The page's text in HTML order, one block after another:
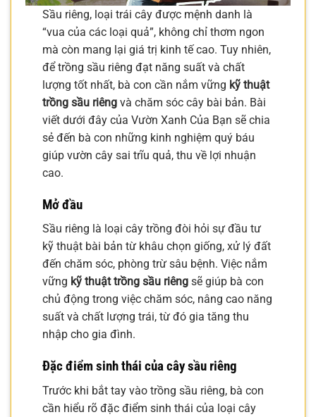
Sầu riêng, loại trái cây được mệnh danh là
“vua của các loại quả”, không chỉ thơm ngon
mà còn mang lại giá trị kinh tế cao. Tuy nhiên,
để trồng sầu riêng đạt năng suất và chất
lượng tốt nhất, bà con cần nắm vững kỹ thuật
trồng sầu riêng và chăm sóc cây bài bản. Bài
viết dưới đây của Vườn Xanh Của Bạn sẽ chia
sẻ đến bà con những kinh nghiệm quý báu
giúp vườn cây sai trĩu quả, thu về lợi nhuận
cao.
Mở đầu
Sầu riêng là loại cây trồng đòi hỏi sự đầu tư
kỹ thuật bài bản từ khâu chọn giống, xử lý đất
đến chăm sóc, phòng trừ sâu bệnh. Việc nắm
vững kỹ thuật trồng sầu riêng sẽ giúp bà con
chủ động trong việc chăm sóc, nâng cao năng
suất và chất lượng trái, từ đó gia tăng thu
nhập cho gia đình.
Đặc điểm sinh thái của cây sầu riêng
Trước khi bắt tay vào trồng sầu riêng, bà con
cần hiểu rõ đặc điểm sinh thái của loại cây